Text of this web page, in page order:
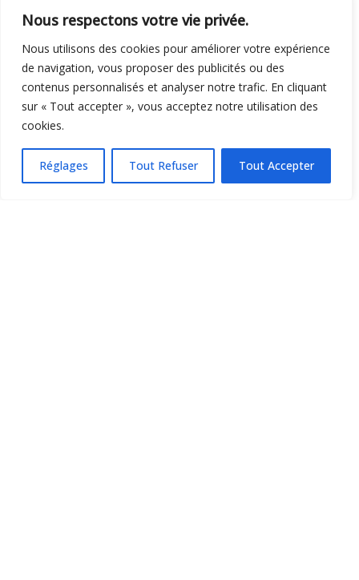
Nous respectons votre vie privée.
Nous utilisons des cookies pour améliorer votre expérience
de navigation, vous proposer des publicités ou des
contenus personnalisés et analyser notre trafic. En cliquant
sur « Tout accepter », vous acceptez notre utilisation des
cookies.
Réglages Tout Refuser Tout Accepter
weterynaryjnych w dziedzinie żywienia zwierząt i opierają się
równowagę i witalność przez cały dzień.